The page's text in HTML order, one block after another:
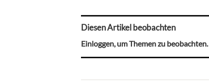
Diesen Artikel beobachten
Einloggen, um Themen zu beobachten.